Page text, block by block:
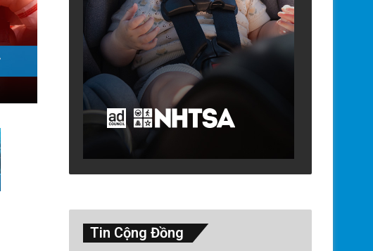
Tin Cộng Đồng